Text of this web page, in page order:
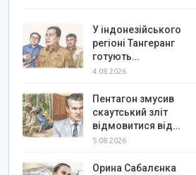
У індонезійського
регіоні Тангеранг
готують…
4.08.2026
Пентагон змусив
скаутський зліт
відмовитися від…
5.08.2026
Орина Сабалєнка